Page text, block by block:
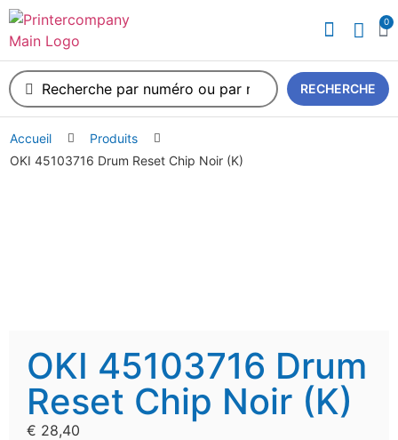
0
RECHERCHE
Accueil
Produits
OKI 45103716 Drum Reset Chip Noir (K)
OKI 45103716 Drum
Reset Chip Noir (K)
€ 28,40